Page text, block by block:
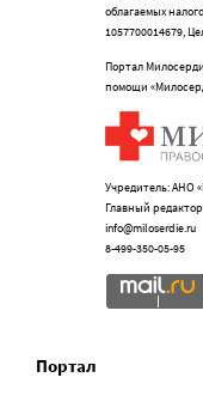
облагаемых
1057700014679,
Портал
помощи
Учредитель: АНО
Главный
info@miloserdie.ru
8-499-350-05-95
Портал